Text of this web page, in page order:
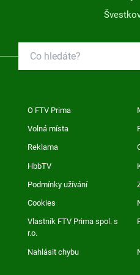
O FTV Prima
Volná místa
Reklama
HbbTV
Podmínky užívání
Cookies
Vlastník FTV Prima spol. s
r.o.
Nahlásit chybu